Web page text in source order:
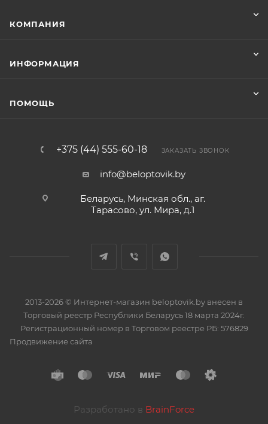
КОМПАНИЯ
ИНФОРМАЦИЯ
ПОМОЩЬ
+375 (44) 555-60-18 ЗАКАЗАТЬ ЗВОНОК
info@beloptovik.by
Беларусь, Минская обл., аг.
Тарасово, ул. Мира, д.1
2013-2026 © Интернет-магазин beloptovik.by внесен в
Торговый реестр Республики Беларусь 18 марта 2024г.
Регистрационный номер в Торговом реестре РБ: 576829
Продвижение сайта
Разработано в BrainForce